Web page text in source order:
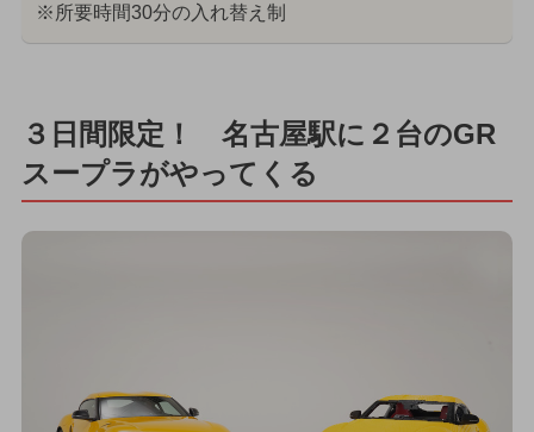
※所要時間30分の入れ替え制
３日間限定！ 名古屋駅に２台のGR
スープラがやってくる